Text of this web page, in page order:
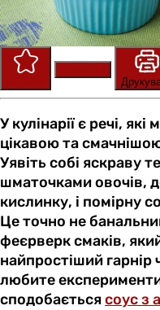
У кулінарії є речі,
цікавою та
Уявіть собі яскраву
шматочками овочів,
кислинку, і помірну
Це точно не
феєрверк смаків,
найпростіший гарнір
любите
сподобаєтьсясоус з